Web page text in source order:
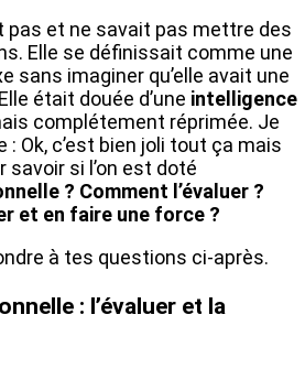
pas et ne savait pas mettre des
Elle se définissait comme une
sans imaginer qu’elle avait une
était douée d’une intelligence
complétement réprimée. Je
: Ok, c’est bien joli tout ça mais
si l’on est doté
? Comment l’évaluer ?
et en faire une force ?
à tes questions ci-après.
: l’évaluer et la